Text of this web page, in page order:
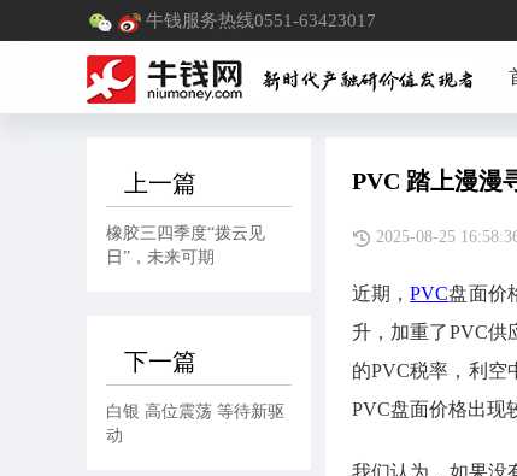
牛钱服务热线0551-63423017
上一篇
橡胶三四季度“拨云见
日”，未来可期
下一篇
白银 高位震荡 等待新驱
动
PVC 踏上漫漫
2025-08-25
近期，PVC盘面价
升，加重了PVC供
的PVC税率，利空
PVC盘面价格出现
我们认为，如果没